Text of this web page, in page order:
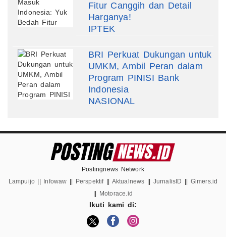
Fitur Canggih dan Detail
Harganya!
IPTEK
BRI Perkuat Dukungan untuk
UMKM, Ambil Peran dalam
Program PINISI Bank
Indonesia
NASIONAL
Postingnews Network
Lampuijo
Infowaw Perspektif|| Aktualnews JurnalisID
Gimers.id
Motorace.id
Ikuti kami di: